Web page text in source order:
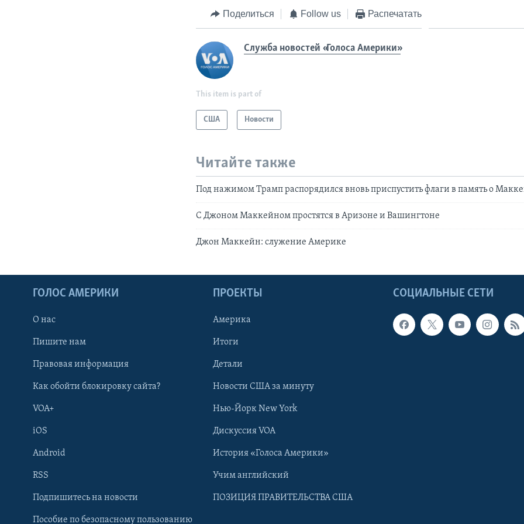
Learning English
Поделиться Follow us Распечатать
Служба новостей «Голоса Америки»
This item is part of
США Новости
Читайте также
Под нажимом Трамп распорядился вновь приспустить флаги в память о
С Джоном Маккейном простятся в Аризоне и Вашингтоне
Джон Маккейн: служение Америке
СОЦИАЛЬНЫЕ СЕТИ
ГОЛОС АМЕРИКИ
О нас
Пишите нам
Правовая информация
Как обойти блокировку сайта?
VOA+
iOS
Android
RSS
Подпишитесь на новости
Пособие по безопасному пользованию
ПРОЕКТЫ
Америка
Итоги
Детали
Новости США за минуту
Нью-Йорк New York
Дискуссия VOA
История «Голоса Америки»
Учим английский
ПОЗИЦИЯ ПРАВИТЕЛЬСТВА США